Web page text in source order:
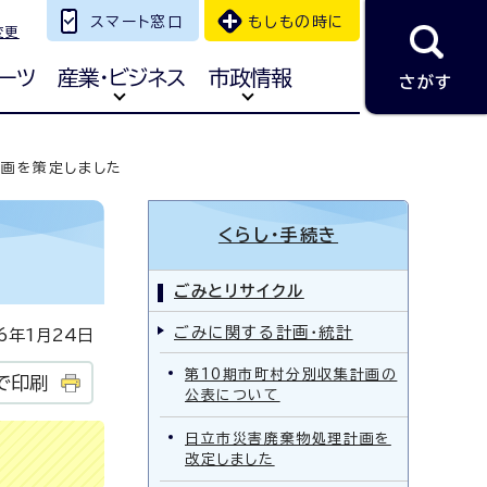
更
スマート窓口 もしもの時に
ツ 産業・ビジネス 市政情報 さがす
を策定しました
1月24日
印刷
くらし・手続き
ごみとリサイクル
ごみに関する計画・統計
第10期市町村分別収集計画の
公表について
日立市災害廃棄物処理計画を
改定しました